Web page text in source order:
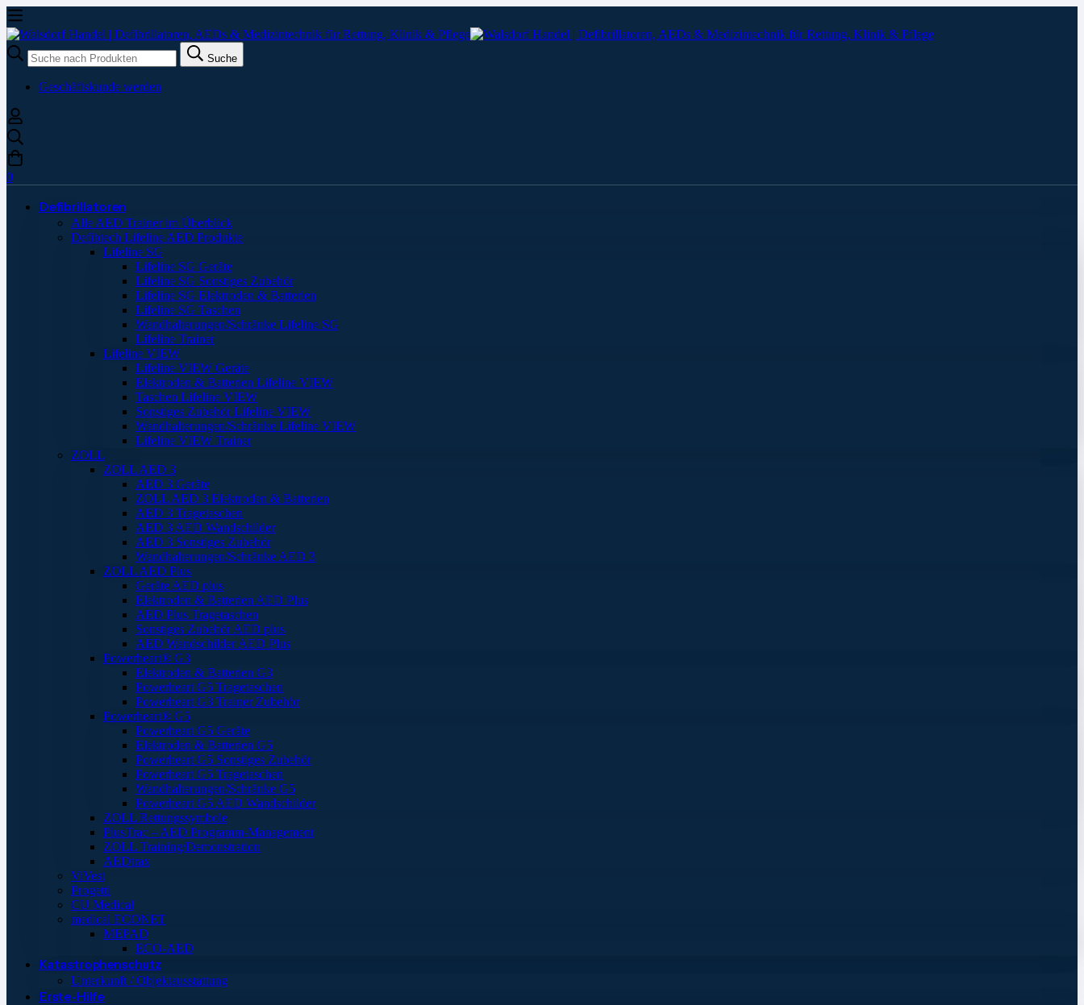
Suche
nach:
Suche
Geschäftskunde werden
0
Defibrillatoren
Alle AED Trainer im Überblick
Defibtech Lifeline AED Produkte
Lifeline SG
Lifeline SG Geräte
Lifeline SG Sonstiges Zubehör
Lifeline SG Elektroden & Batterien
Lifeline SG Taschen
Wandhalterungen/Schränke Lifeline SG
Lifeline Trainer
Lifeline VIEW
Lifeline VIEW Geräte
Elektroden & Batterien Lifeline VIEW
Taschen Lifeline VIEW
Sonstiges Zubehör Lifeline VIEW
Wandhalterungen/Schränke Lifeline VIEW
Lifeline VIEW Trainer
ZOLL
ZOLL AED 3
AED 3 Geräte
ZOLL AED 3 Elektroden & Batterien
AED 3 Tragetaschen
AED 3 AED Wandschilder
AED 3 Sonstiges Zubehör
Wandhalterungen/Schränke AED 3
ZOLL AED Plus
Geräte AED plus
Elektroden & Batterien AED Plus
AED Plus Tragetaschen
Sonstiges Zubehör AED plus
AED Wandschilder AED Plus
Powerheart® G3
Elektroden & Batterien G3
Powerheart G5 Tragetaschen
Powerheart G3 Trainer Zubehör
Powerheart® G5
Powerheart G5 Geräte
Elektroden & Batterien G5
Powerheart G5 Sonstiges Zubehör
Powerheart G5 Tragetaschen
Wandhalterungen/Schränke G5
Powerheart G5 AED Wandschilder
ZOLL Rettungssymbole
PlusTrac – AED Programm-Management
ZOLL Training/Demonstration
AEDtrax
ViVest
Progetti
CU Medical
medical ECONET
MEPAD
ECO-AED
Katastrophenschutz
Unterkunft / Objektausstattung
Erste-Hilfe